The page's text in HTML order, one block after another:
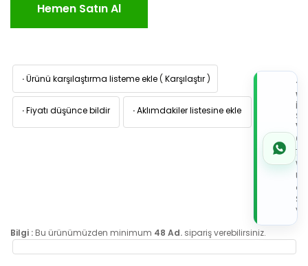
Hemen Satın Al
·Ürünü karşılaştırma listeme ekle ( Karşılaştır )
·Fiyatı düşünce bildir ·Aklımdakiler listesine ekle
İLE
de
Bilgi : Bu ürünümüzden minimum 48 Ad. sipariş verebilirsiniz.